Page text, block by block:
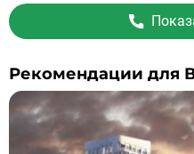
Рекомендации для